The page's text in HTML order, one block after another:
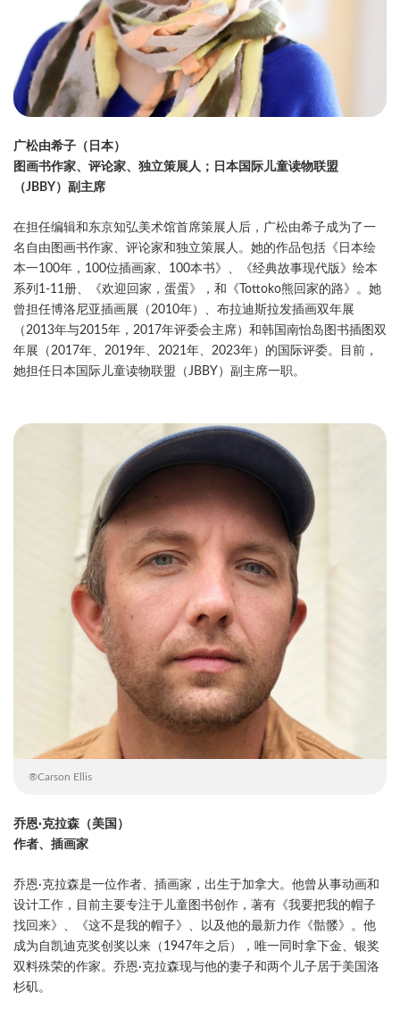
广松由希子（日本）
图画书作家、评论家、独立策展人；日本国际儿童读物联盟
（JBBY ）副主席
在担任编辑和东京知弘美术馆首席策展人后，广松由希子成为了一
名自由图画书作家、评论家和独立策展人。她的作品包括《日本绘
本一100年，100位插画家、100本书》、《经典故事现代版》绘本
系列1-11册、《欢迎回家，蛋蛋》，和《Tottoko熊回家的路》。她
曾担任博洛尼亚插画展（2010年）、布拉迪斯拉发插画双年展
（2013年与2015年，2017年评委会主席）和韩国南怡岛图书插图双
年展（2017年、2019年、2021年、2023年）的国际评委。目前，
她担任日本国际儿童读物联盟（JBBY）副主席一职。
®Carson Ellis
乔恩·克拉森（美国）
作者、插画家
乔恩·克拉森是一位作者、插画家，出生于加拿大。他曾从事动画和
设计工作，目前主要专注于儿童图书创作，著有《我要把我的帽子
找回来》、《这不是我的帽子》、以及他的最新力作《骷髅》。他
成为自凯迪克奖创奖以来（1947年之后），唯一同时拿下金、银奖
双料殊荣的作家。乔恩·克拉森现与他的妻子和两个儿子居于美国洛
杉矶。